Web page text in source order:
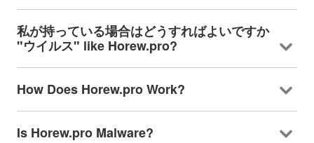
私が持っている場合はどうすればよいですか
"ウイルス" like Horew.pro?
How Does Horew.pro Work?
Is Horew.pro Malware?